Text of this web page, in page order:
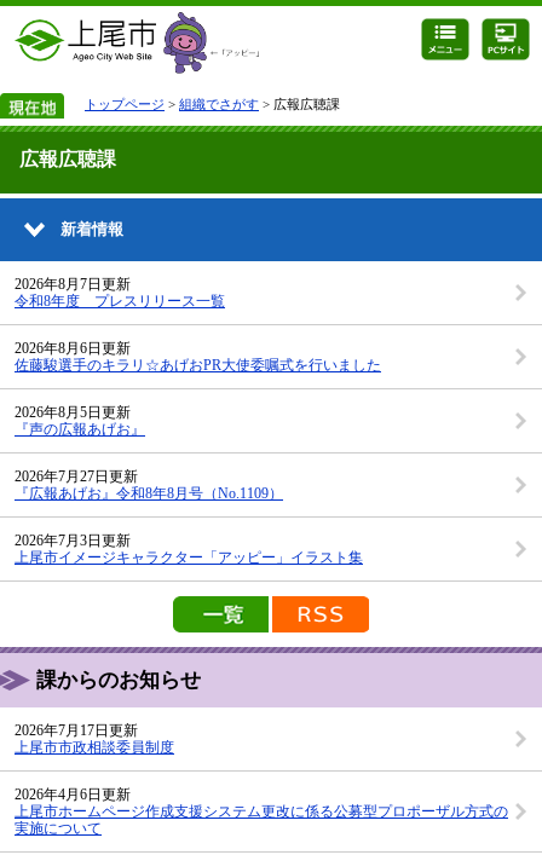
トップページ > 組織でさがす > 広報広聴課
広報広聴課
新着情報
2026年8月7日更新
令和8年度 プレスリリース一覧
2026年8月6日更新
佐藤駿選手のキラリ☆あげおPR大使委嘱式を行いました
2026年8月5日更新
『声の広報あげお』
2026年7月27日更新
『広報あげお』令和8年8月号（No.1109）
2026年7月3日更新
上尾市イメージキャラクター「アッピー」イラスト集
新着情報の一覧を見る
課からのお知らせ
2026年7月17日更新
上尾市市政相談委員制度
2026年4月6日更新
上尾市ホームページ作成支援システム更改に係る公募型プロポーザル方式の
実施について